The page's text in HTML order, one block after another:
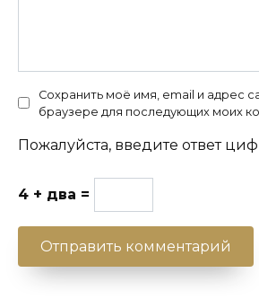
Сохранить моё имя, email и адрес
браузере для последующих моих
Пожалуйста, введите ответ
4 + два =